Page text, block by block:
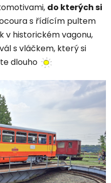
do kterých si
s řídícím pultem
v historickém vagonu,
s vláčkem, který si
dlouho